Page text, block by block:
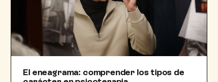
El eneagrama: comprender los tipos de